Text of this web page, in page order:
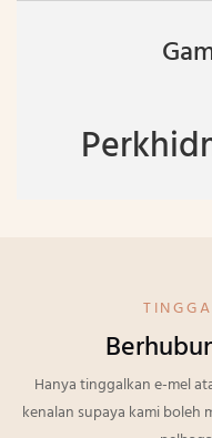
Hanya tinggalkan e-mel
kenalan supaya kami